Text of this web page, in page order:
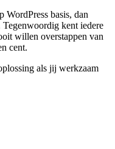
WordPress basis, dan
kent iedere
willen overstappen van
cent.
als jij werkzaam